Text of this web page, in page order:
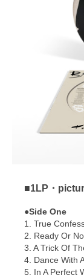
■1LP・
●Side One
1. True
2. Ready Or
3. A Trick Of
4. Dance With
5. In A Perfect